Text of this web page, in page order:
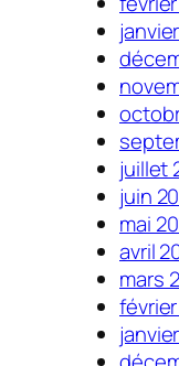
juillet
juin
mai
avril
mars